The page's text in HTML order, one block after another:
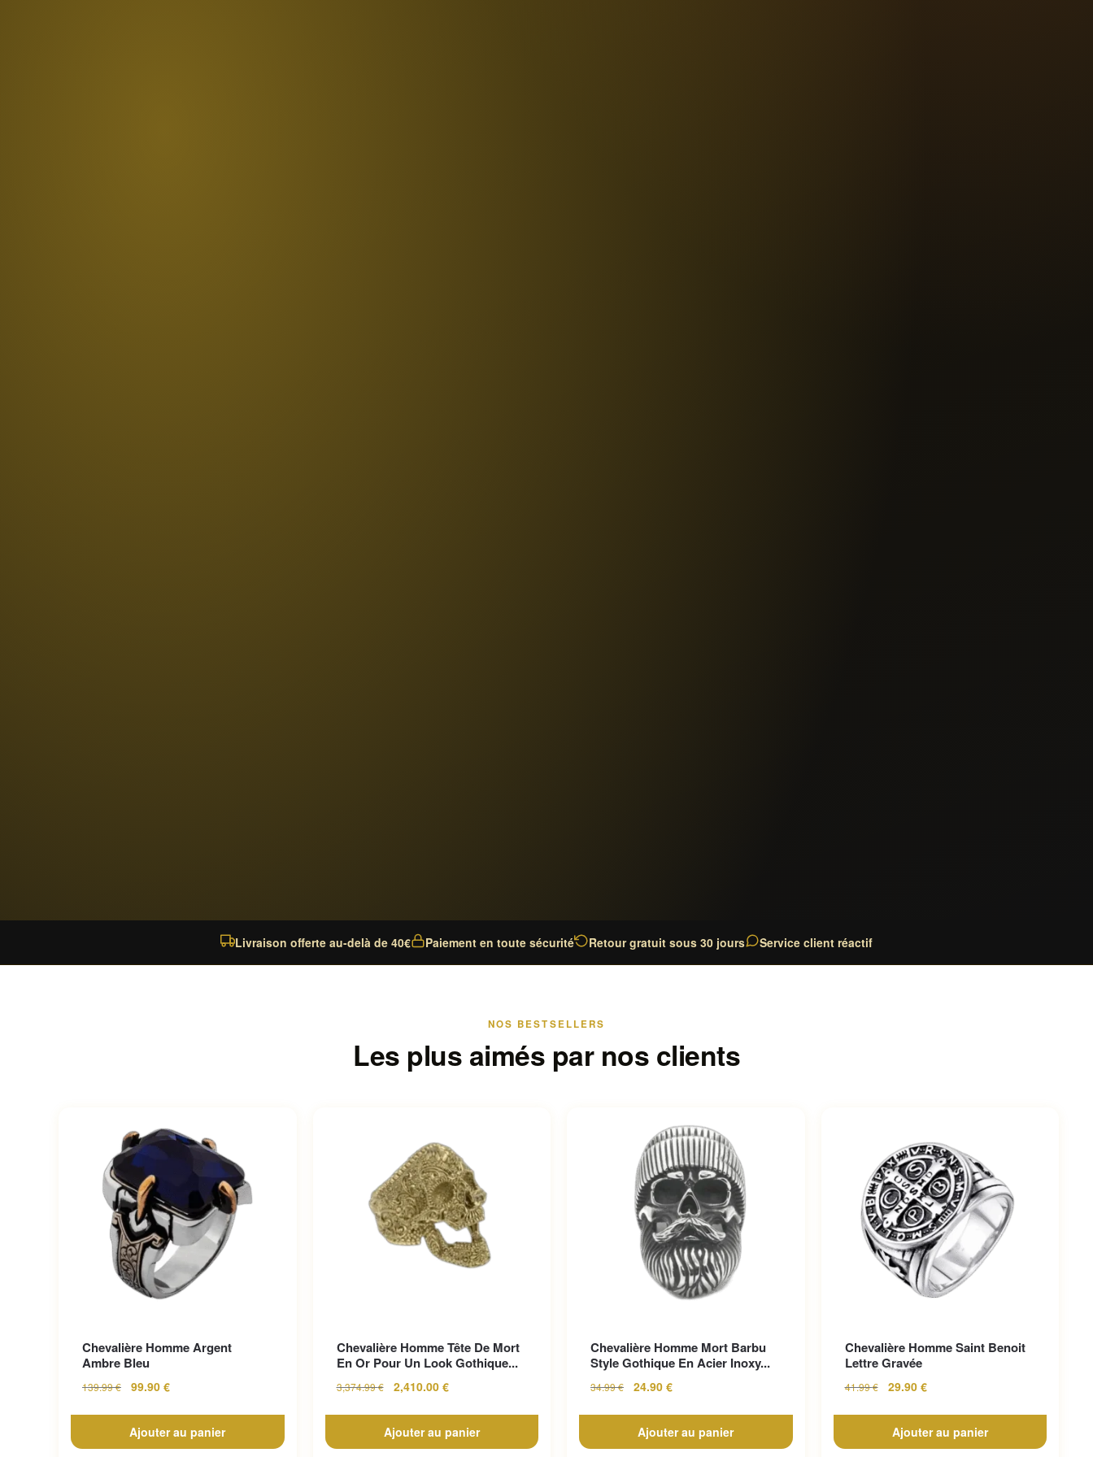
Livraison offerte au-delà de 40€ Paiement en toute sécurité Retour gratuit sous 30 jours Service client réactif
NOS BESTSELLERS
Les plus aimés par nos clients
Chevalière Homme Argent
Ambre Bleu
139.99€ 99.90 €
Ajouter au panier
Chevalière Homme Tête De Mort
En Or Pour Un Look Gothique...
3,374.99€ 2,410.00 €
Ajouter au panier
Chevalière Homme Mort Barbu
Style Gothique En Acier Inoxy...
34.99€ 24.90 €
Ajouter au panier
Chevalière Homme Saint Benoit
Lettre Gravée
41.99€ 29.90 €
Ajouter au panier